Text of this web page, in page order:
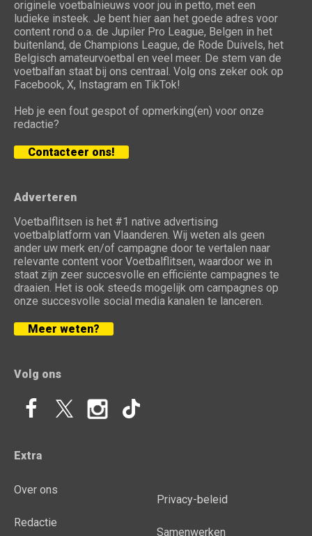
originele voetbalnieuws voor jou in petto, met een
ludieke insteek. Je bent hier aan het goede adres voor
content rond o.a. de Jupiler Pro League, Belgen in het
buitenland, de Champions League, de Rode Duivels, het
Belgisch amateurvoetbal en veel meer. De stem van de
voetbalfan staat bij ons centraal. Volg ons zeker ook op
Facebook, X, Instagram en TikTok!
Heb je een fout gespot of opmerking(en) voor onze
redactie?
Contacteer ons!
Adverteren
Voetbalflitsen is het #1 native advertising
voetbalplatform van Vlaanderen. Wij weten als geen
ander uw merk en/of campagne door te vertalen naar
relevante content voor Voetbalflitsen, waardoor we in
staat zijn zeer succesvolle en efficiënte campagnes te
draaien. Het is ook steeds mogelijk om campagnes op
onze succesvolle social media kanalen te lanceren.
Meer weten?
Volg ons
Extra
Over ons
Redactie
Privacy-beleid
Samenwerken